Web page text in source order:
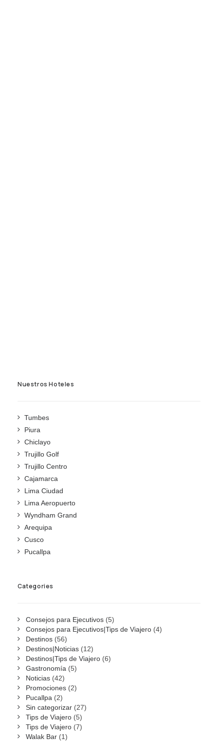
Nuestros Hoteles
Tumbes
Piura
Chiclayo
Trujillo Golf
Trujillo Centro
Cajamarca
Lima Ciudad
Lima Aeropuerto
Wyndham Grand
Arequipa
Cusco
Pucallpa
Categories
Consejos para Ejecutivos (5)
Consejos para Ejecutivos|Tips de Viajero (4)
Destinos (56)
Destinos|Noticias (12)
Destinos|Tips de Viajero (6)
Gastronomía (5)
Noticias (42)
Promociones (2)
Pucallpa (2)
Sin categorizar (27)
Tips de Viajero (5)
Tips de Viajero (7)
Walak Bar (1)